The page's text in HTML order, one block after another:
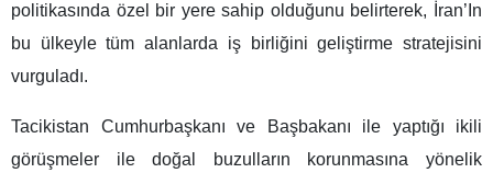
politikasında özel bir yere sahip olduğunu belirterek, İran’In
bu ülkeyle tüm alanlarda iş birliğini geliştirme stratejisini
vurguladı.
Tacikistan Cumhurbaşkanı ve Başbakanı ile yaptığı ikili
görüşmeler ile doğal buzulların korunmasına yönelik